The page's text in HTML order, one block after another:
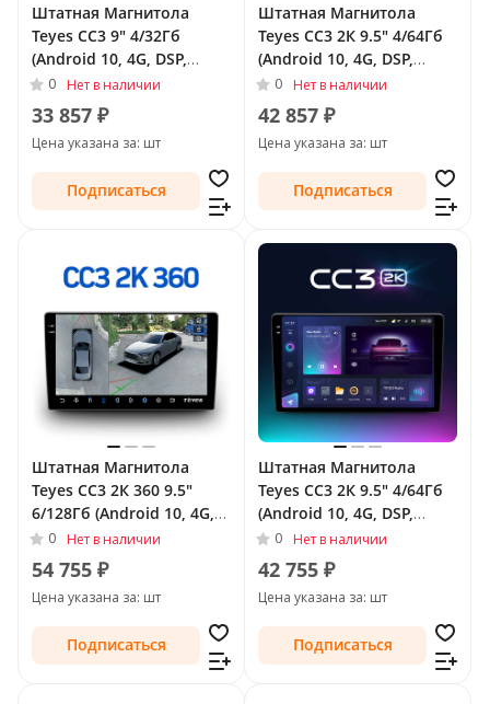
Штатная Магнитола
Teyes CC3 9" 4/32Гб
(Android 10, 4G, DSP,
QLed) для Buick LaCrosse
II 2009 - 2013
0 Нет в наличии
33 857 ₽
Цена указана за: шт
Подписаться
Штатная Магнитола
Teyes CC3 2К 9.5" 4/64Гб
(Android 10, 4G, DSP,
QLed) для Buick LaCrosse
II 2009 - 2013
0 Нет в наличии
42 857 ₽
Цена указана за: шт
Подписаться
Штатная Магнитола
Teyes CC3 2К 360 9.5"
6/128Гб (Android 10, 4G,
DSP, QLed) - круговой
обзор для Buick Regal V
2009 - 2013
0 Нет в наличии
54 755 ₽
Цена указана за: шт
Подписаться
Штатная Магнитола
Teyes CC3 2К 9.5" 4/64Гб
(Android 10, 4G, DSP,
QLed) для Buick Regal V
2009 - 2013
0 Нет в наличии
42 755 ₽
Цена указана за: шт
Подписаться